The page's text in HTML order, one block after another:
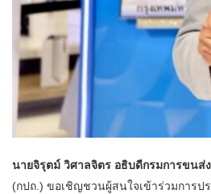
นายจิรุตม์ วิศาลจิตร อธิบดีกรมการขนส่
(กปถ.) ขอเชิญชวนผู้สนใจเข้าร่วมการ